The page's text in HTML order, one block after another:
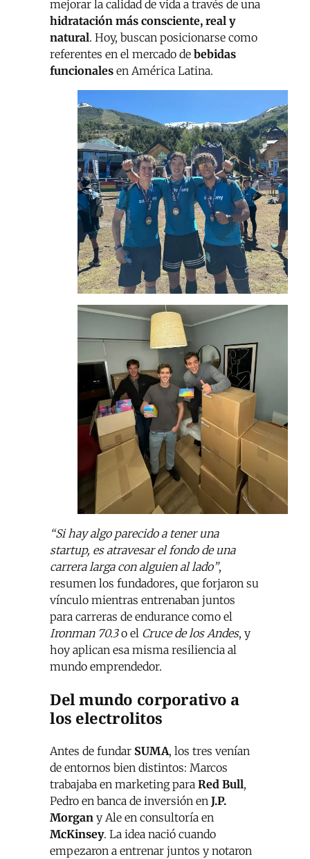
mejorar la calidad de vida a través de una
hidratación más consciente, real y
natural. Hoy, buscan posicionarse como
referentes en el mercado de bebidas
funcionales en América Latina.
“Si hay algo parecido a tener una
startup, es atravesar el fondo de una
carrera larga con alguien al lado”,
resumen los fundadores, que forjaron su
vínculo mientras entrenaban juntos
para carreras de endurance como el
Ironman 70.3o el Cruce de los Andes, y
hoy aplican esa misma resiliencia al
mundo emprendedor.
Del mundo corporativo a
los electrolitos
Antes de fundar SUMA, los tres venían
de entornos bien distintos: Marcos
trabajaba en marketing para Red Bull,
Pedro en banca de inversión en J.P.
Morgan y Ale en consultoría en
McKinsey. La idea nació cuando
empezaron a entrenar juntos y notaron